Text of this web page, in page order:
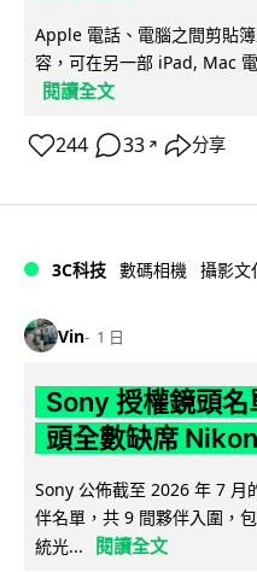
Apple 電話、電腦之間剪貼
容，可在另一部 iPad, Mac
閱讀全文
244 33 ↗ 分享
3C科技 數碼相機 攝影文
Vin 1 日
Sony 授權鏡頭
頭全數缺席
Sony 公佈截至 2026 年 7
伴名單，共 9 間夥伴入圍，
統光...
閱讀全文